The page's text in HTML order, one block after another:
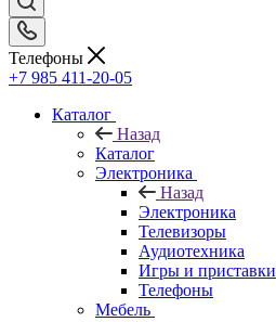
Телефоны
+7 985 411-20-05
Каталог
Назад
Каталог
Электроника
Назад
Электроника
Телевизоры
Аудиотехника
Игры и приставки
Телефоны
Мебель